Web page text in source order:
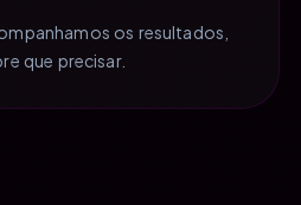
os resultados,
que precisar.